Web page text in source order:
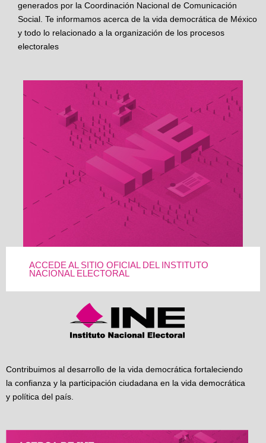
generados por la Coordinación Nacional de Comunicación
Social. Te informamos acerca de la vida democrática de México
y todo lo relacionado a la organización de los procesos
electorales
ACCEDE AL SITIO OFICIAL DEL INSTITUTO
NACIONAL ELECTORAL
Contribuimos al desarrollo de la vida democrática fortaleciendo
la confianza y la participación ciudadana en la vida democrática
y política del país.